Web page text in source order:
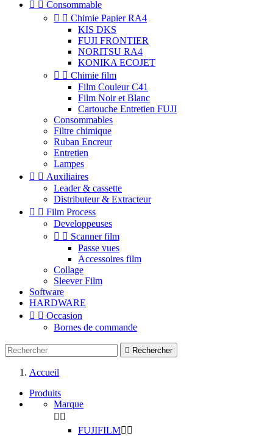
  Consommable
  Chimie Papier RA4
KIS DKS
FUJI FRONTIER
NORITSU RA4
KONIKA ECOJET
  Chimie film
Film Couleur C41
Film Noir et Blanc
Cartouche Entretien FUJI
Consommables
Filtre chimique
Ruban Encreur
Entretien
Lampes
  Auxiliaires
Leader & cassette
Distributeur & Extracteur
  Film Process
Developpeuses
  Scanner film
Passe vues
Accessoires film
Collage
Sleever Film
Software
HARDWARE
  Occasion
Bornes de commande
 Rechercher
Accueil
Produits
Marque
 
FUJIFILM 